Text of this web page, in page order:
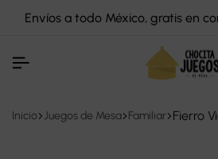
Envíos a todo México, gratis en
Inicio Juegos de Mesa Familiar Fierro